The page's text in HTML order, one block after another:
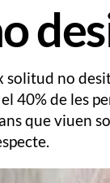
solitud no
40% de les
que